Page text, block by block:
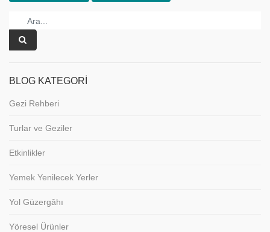
BLOG KATEGORI
Gezi Rehberi
Turlar ve Geziler
Etkinlikler
Yemek Yenilecek Yerler
Yol Güzergâhı
Yöresel Ürünler